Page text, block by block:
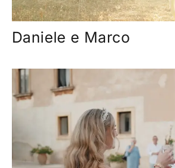
Daniele e Marco